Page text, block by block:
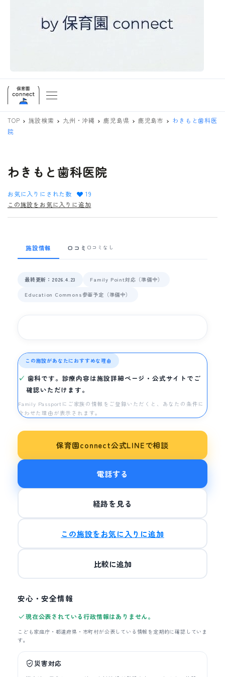
TOP 施設検索 九州・沖縄 鹿児島県 鹿児島市
わきもと歯科医
院
わきもと歯科医院
お気に入りにされた数
19
この施設をお気に入りに追加
施設情報 口コミ 口コミなし
最終更新：2026.4.23
Family Point対応（準備中）
Education Commons参画予定（準備中）
この施設があなたにおすすめな理由
歯科です。診療内容は施設詳細ページ・公式サイトでご
確認いただけます。
Family Passportにご家族の情報をご登録いただくと、あなたの条件に
合わせた理由が表示されます。
保育園connect公式LINEで相談
電話する
経路を見る
この施設をお気に入りに追加
比較に追加
安心・安全情報
現在公表されている行政情報はありません。
こども家庭庁・都道府県・市町村が公表している情報を定期的に確認していま
す。
災害対応